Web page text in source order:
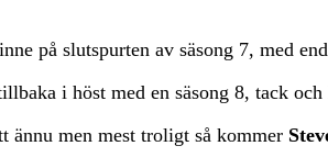
på slutspurten av säsong 7, med
i höst med en säsong 8, tack
ännu men mest troligt så kommer